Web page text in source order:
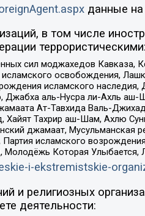
данные на
в том числе
террористическими:
сил моджахедов Кавказа,
освобождения,
исламского
Джабха аль-Нусра ли-Ахль
Ат-Тавхида Валь-
Тахрир аш-Шам, Ахлю
джамаат, Мусульманская
исламского
Которая Улыбается,
i-ekstremistskie-
и религиозных
деятельности: